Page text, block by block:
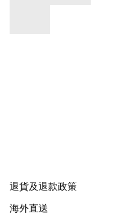
退貨及退款政策
海外直送